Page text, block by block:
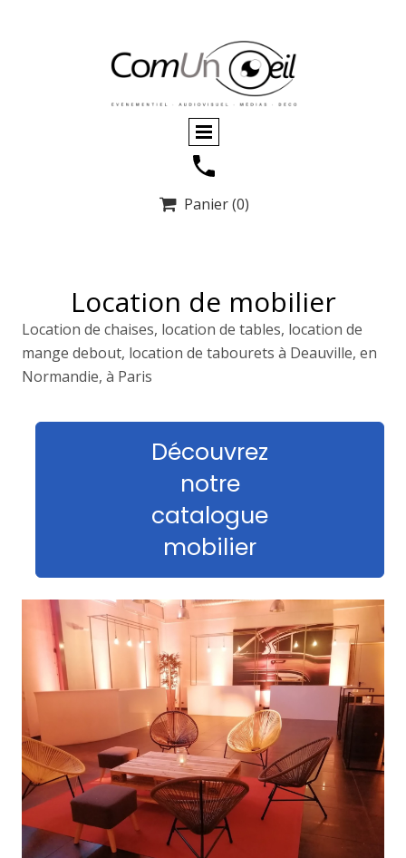
 Panier(0)
Location de mobilier
Location de chaises, location de tables, location de
mange debout, location de tabourets à Deauville, en
Normandie, à Paris
Découvrez
notre
catalogue
mobilier